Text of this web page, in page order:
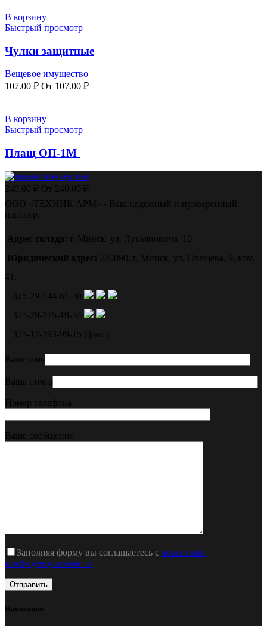
В корзину
Быстрый просмотр
Чулки защитные
Вещевое имущество
107.00 ₽ От 107.00 ₽
В корзину
Быстрый просмотр
Плащ ОП-1М
Вещевое имущество
240.00 ₽ От 240.00 ₽
ООО «ТЕХНИК АРМ» - Ваш надёжный и проверенный
партнёр.
Адрес склада:
г. Минск, ул. Лукьяновича, 10
Юридический адрес:
220090, г. Минск, ул. Олешева, 9, ком.
41.
+375-29-144-61-30
+375-29-775-19-54
+375-17-393-99-15 (факс)
Ваше имя
Ваша почта
Номер телефона
Ваше сообщение
Заполняя форму вы соглашаетесь с политикой
конфиденциальности
Навигация